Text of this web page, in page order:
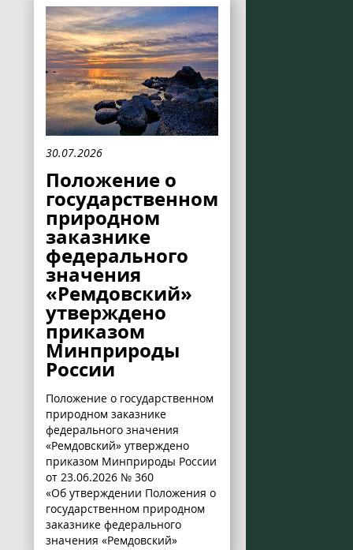
30.07.2026
Положение о
государственном
природном
заказнике
федерального
значения
«Ремдовский»
утверждено
приказом
Минприроды
России
Положение о государственном
природном заказнике
федерального значения
«Ремдовский» утверждено
приказом Минприроды России
от 23.06.2026 № 360
«Об утверждении Положения о
государственном природном
заказнике федерального
значения «Ремдовский»